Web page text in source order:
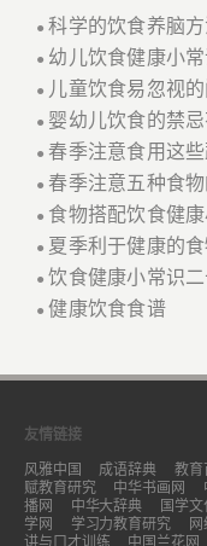
●科学的饮食养脑方
● 幼儿饮食健康小常
● 儿童饮食易忽视
● 婴幼儿饮食的禁
● 春季注意食用这
● 春季注意五种食
● 食物搭配饮食健
● 夏季利于健康的食
●饮食健康小常识
●健康饮食食谱
友情链接
风雅中国 成语辞典 教育
赋教育研究
中华书画网
播网
中华大辞典 国学文
学网
学习力教育研究
讲与口才训练
中国兰花网